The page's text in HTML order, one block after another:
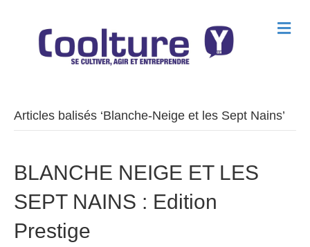
M
e
Articles balisés ‘Blanche-Neige et les Sept Nains’
BLANCHE NEIGE ET LES
SEPT NAINS : Edition
Prestige